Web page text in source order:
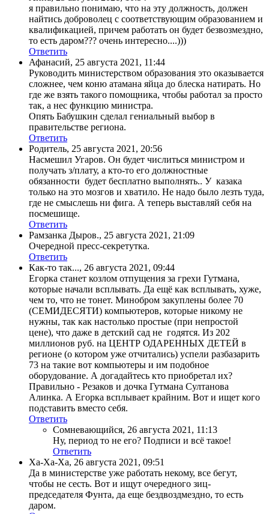
я правильно понимаю, что на эту должность, должен
найтись доброволец с соответствующим образованием и
квалификацией, причем работать он будет безвозмездно,
то есть даром??? очень интересно....)))
Ответить
Афанасий, 25 августа 2021, 11:44
Руководить министерством образования это оказывается
сложнее, чем коню атамана яйца до блеска натирать. Но
где же взять такого помощника, чтобы работал за просто
так, а нес функцию министра.
Опять Бабушкин сделал гениальный выбор в
правительстве региона.
Ответить
Родитель, 25 августа 2021, 20:56
Насмешил Угаров. Он будет числиться министром и
получать з/плату, а кто-то его должностные
обязанности будет бесплатно выполнять.. У казака
только на это мозгов и хватило. Не надо было лезть туда,
где не смыслешь ни фига. А теперь выставляй себя на
посмешище.
Ответить
Рамзанка Дыров., 25 августа 2021, 21:09
Очередной пресс-секретутка.
Ответить
Как-то так..., 26 августа 2021, 09:44
Егорка станет козлом отпущения за грехи Гутмана,
которые начали всплывать. Да ещё как всплывать, хуже,
чем то, что не тонет. Минобром закуплены более 70
(СЕМИДЕСЯТИ) компьютеров, которые никому не
нужны, так как настолько простые (при непростой
цене), что даже в детский сад не годятся. Из 202
миллионов руб. на ЦЕНТР ОДАРЕННЫХ ДЕТЕЙ в
регионе (о котором уже отчитались) успели разбазарить
73 на такие вот компьютеры и им подобное
оборудование. А догадайтесь кто приобретал их?
Правильно - Резаков и дочка Гутмана Султанова
Алинка. А Егорка всплывает крайним. Вот и ищет кого
подставить вместо себя.
Ответить
Сомневающийся, 26 августа 2021, 11:13
Ну, период то не его? Подписи и всё такое!
Ответить
Ха-Ха-Ха, 26 августа 2021, 09:51
Да в министерстве уже работать некому, все бегут,
чтобы не сесть. Вот и ищут очередного зиц-
председателя Фунта, да еще бездвоздмездно, то есть
даром.